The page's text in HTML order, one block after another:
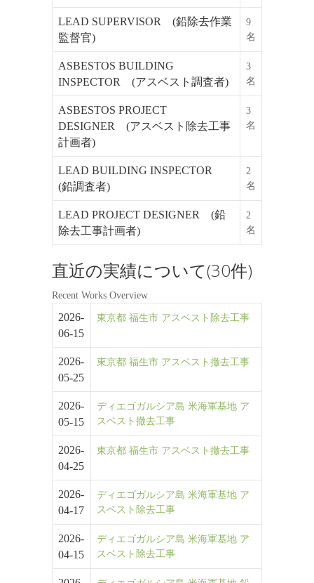
LEAD SUPERVISOR (鉛除去作業
監督官)
9
名
ASBESTOS BUILDING
INSPECTOR (アスベスト調査者)
3
名
ASBESTOS PROJECT
DESIGNER (アスベスト除去工事
計画者)
3
名
LEAD BUILDING INSPECTOR
(鉛調査者)
2
名
LEAD PROJECT DESIGNER (鉛
除去工事計画者)
2
名
直近の実績について(30件)
Recent Works Overview
2026-
06-15
東京都 福生市 アスベスト除去工事
2026-
05-25
東京都 福生市 アスベスト撤去工事
2026-
05-15
ディエゴガルシア島 米海軍基地 ア
スベスト撤去工事
2026-
04-25
東京都 福生市 アスベスト撤去工事
2026-
04-17
ディエゴガルシア島 米海軍基地 ア
スベスト除去工事
2026-
04-15
ディエゴガルシア島 米海軍基地 ア
スベスト除去工事